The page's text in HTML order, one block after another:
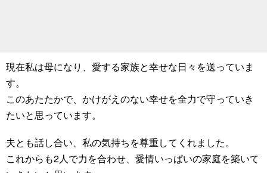
現在私は母になり、愛する家族と幸せな日々を送っていま
す。
このあたたかで、かけがえのない幸せを全力で守っていき
たいと思っています。
夫とも話し合い、私の気持ちを尊重してくれました。
これからも2人で力を合わせ、愛情いっぱいの家庭を築いて